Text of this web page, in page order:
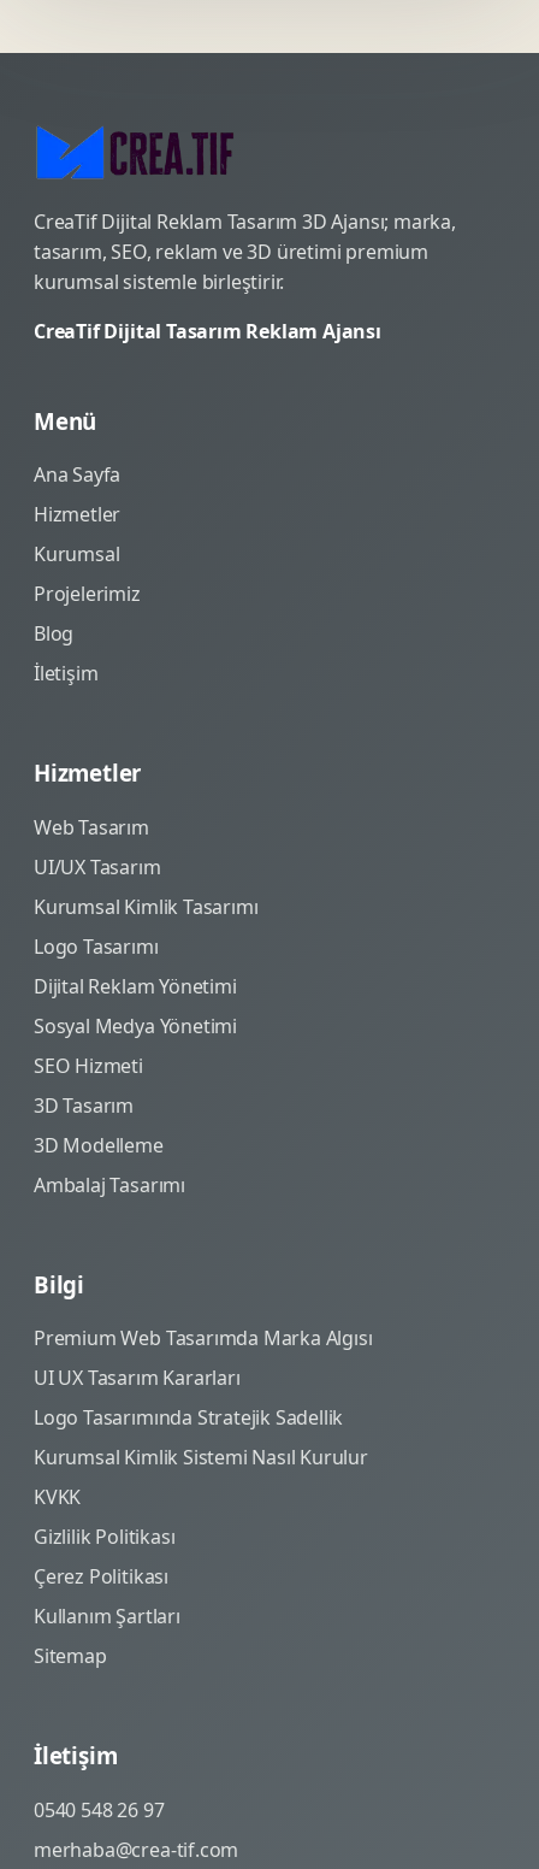
CreaTif Dijital Reklam Tasarım 3D Ajansı; marka,
tasarım, SEO, reklam ve 3D üretimi premium
kurumsal sistemle birleştirir.
CreaTif Dijital Tasarım Reklam Ajansı
Menü
Ana Sayfa
Hizmetler
Kurumsal
Projelerimiz
Blog
İletişim
Hizmetler
Web Tasarım
UI/UX Tasarım
Kurumsal Kimlik Tasarımı
Logo Tasarımı
Dijital Reklam Yönetimi
Sosyal Medya Yönetimi
SEO Hizmeti
3D Tasarım
3D Modelleme
Ambalaj Tasarımı
Bilgi
Premium Web Tasarımda Marka Algısı
UI UX Tasarım Kararları
Logo Tasarımında Stratejik Sadellik
Kurumsal Kimlik Sistemi Nasıl Kurulur
KVKK
Gizlilik Politikası
Çerez Politikası
Kullanım Şartları
Sitemap
İletişim
0540 548 26 97
merhaba@crea-tif.com